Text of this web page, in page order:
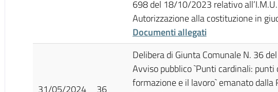
698 del 18/10/2023 relativo
Autorizzazione alla costituzione in
Documenti allegati
Delibera di Giunta Comunale N. 36
Avviso pubblico `Punti cardinali:
formazione e il lavoro` emanato dalla